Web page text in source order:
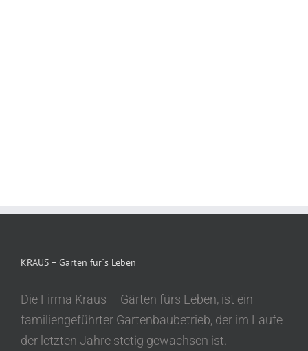
KRAUS – Gärten für´s Leben
Die Firma Kraus – Gärten fürs Leben, ist ein
familiengeführter Gartenbaubetrieb, der im Laufe
der letzten Jahre stetig gewachsen ist.